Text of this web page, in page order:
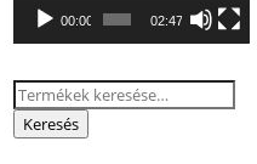
00:00 02:47
Keresés
Keresés